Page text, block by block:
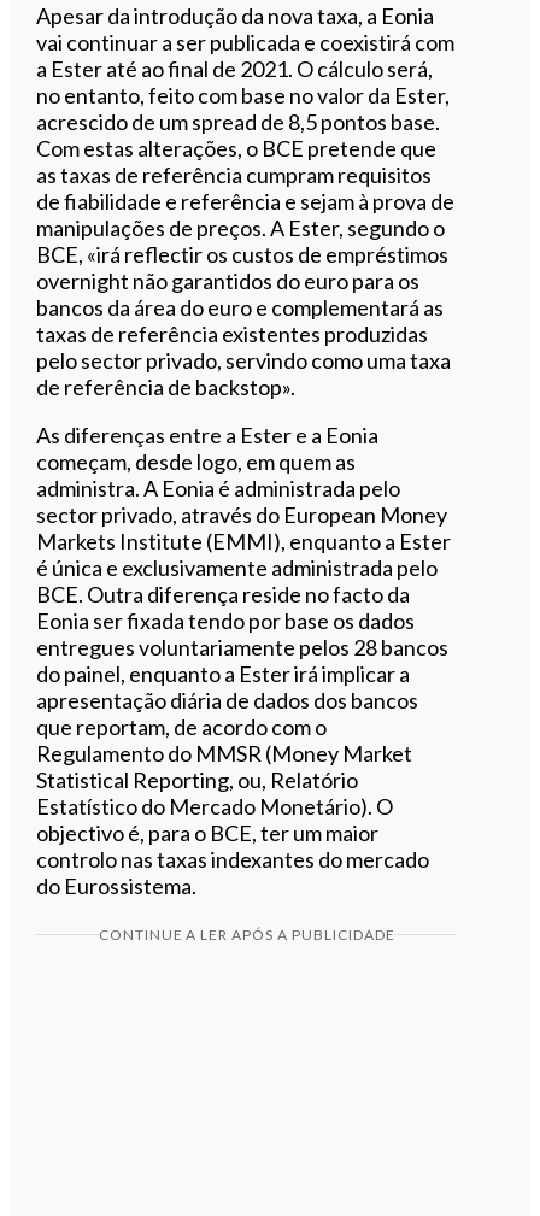
Apesar da introdução da nova taxa, a Eonia
vai continuar a ser publicada e coexistirá com
a Ester até ao final de 2021. O cálculo será,
no entanto, feito com base no valor da Ester,
acrescido de um spread de 8,5 pontos base.
Com estas alterações, o BCE pretende que
as taxas de referência cumpram requisitos
de fiabilidade e referência e sejam à prova de
manipulações de preços. A Ester, segundo o
BCE, «irá reflectir os custos de empréstimos
overnight não garantidos do euro para os
bancos da área do euro e complementará as
taxas de referência existentes produzidas
pelo sector privado, servindo como uma taxa
de referência de backstop».
As diferenças entre a Ester e a Eonia
começam, desde logo, em quem as
administra. A Eonia é administrada pelo
sector privado, através do European Money
Markets Institute (EMMI), enquanto a Ester
é única e exclusivamente administrada pelo
BCE. Outra diferença reside no facto da
Eonia ser fixada tendo por base os dados
entregues voluntariamente pelos 28 bancos
do painel, enquanto a Ester irá implicar a
apresentação diária de dados dos bancos
que reportam, de acordo com o
Regulamento do MMSR (Money Market
Statistical Reporting, ou, Relatório
Estatístico do Mercado Monetário). O
objectivo é, para o BCE, ter um maior
controlo nas taxas indexantes do mercado
do Eurossistema.
CONTINUE A LER APÓS A PUBLICIDADE